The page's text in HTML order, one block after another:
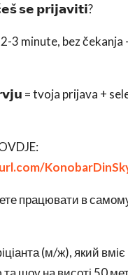
𝘀𝗲 𝗽𝗿𝗶𝗷𝗮𝘃𝗶𝘁𝗶?
3 minute, bez čekanja
= tvoja prijava +
працювати в
(м/ж), який вміє